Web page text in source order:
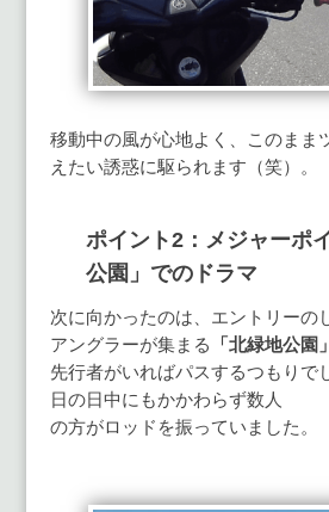
移動中の風が心地よく、このまま
えたい誘惑に駆られます（笑）。
ポイント2：メジャーポ
公園」でのドラマ
次に向かったのは、エントリーの
アングラーが集まる
「北緑地公園」
先行者がいればパスするつもりで
日の日中にもかかわらず数人
の方がロッドを振っていました。